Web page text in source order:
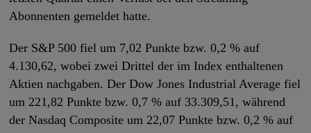
Abonnenten gemeldet hatte.
Der S&P 500 fiel um 7,02 Punkte bzw. 0,2 % auf
4.130,62, wobei zwei Drittel der im Index enthaltenen
Aktien nachgaben. Der Dow Jones Industrial Average fiel
um 221,82 Punkte bzw. 0,7 % auf 33.309,51, während
der Nasdaq Composite um 22,07 Punkte bzw. 0,2 % auf